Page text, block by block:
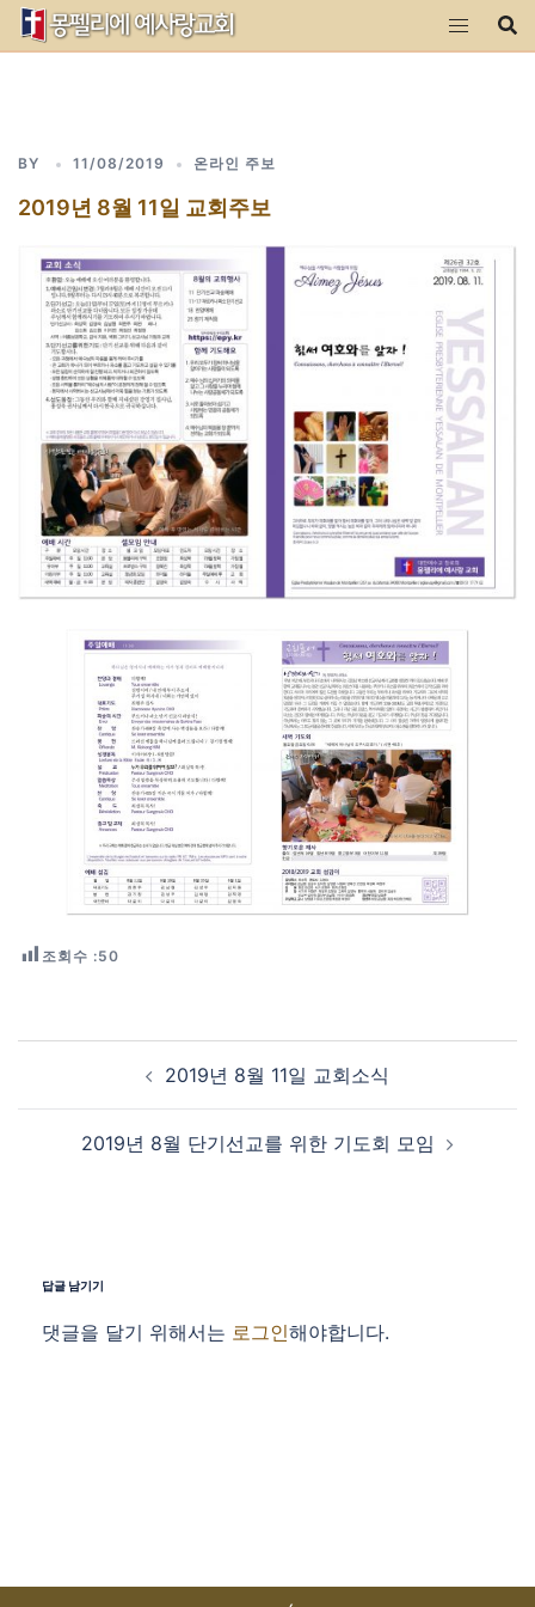
Skip
BY 11/08/2019 온라인 주보
2019년 8월 11일 교회주보
조회수 :50
Post navigation
2019년 8월 11일 교회소식
2019년 8월 단기선교를 위한 기도회 모임
답글 남기기
댓글을 달기 위해서는 로그인해야합니다.